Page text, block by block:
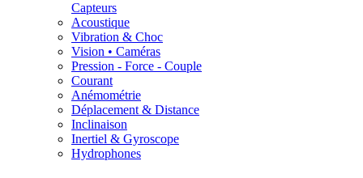
Capteurs
Acoustique
Vibration & Choc
Vision • Caméras
Pression - Force - Couple
Courant
Anémométrie
Déplacement & Distance
Inclinaison
Inertiel & Gyroscope
Hydrophones